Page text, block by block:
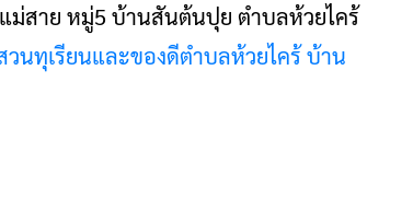
ม่สาย หมู่5 บ้านสันต้นปุย ตำบลห้วยไคร้
วนทุเรียนและของดีตำบลห้วยไคร้ บ้าน